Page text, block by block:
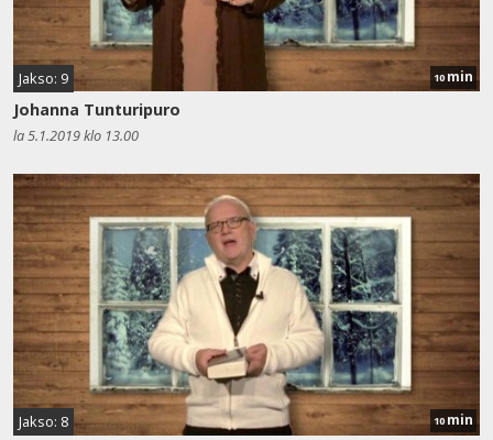
Jakso: 9 10min
Johanna Tunturipuro
la 5.1.2019 klo 13.00
Jakso: 8 10 min